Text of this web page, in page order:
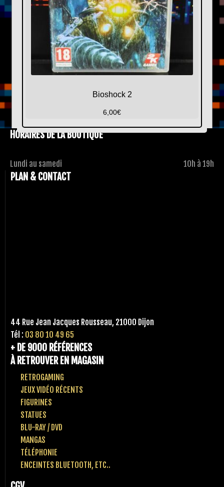
Bioshock 2
6,00€
HORAIRES DE LA BOUTIQUE
Lundi au samedi 10h à 19h
PLAN & CONTACT
44 Rue Jean Jacques Rousseau, 21000 Dijon
Tél : 03 80 10 49 65
+ DE 9000 RÉFÉRENCES
À RETROUVER EN MAGASIN
RETROGAMING
JEUX VIDÉO RÉCENTS
FIGURINES
STATUES
BLU-RAY / DVD
MANGAS
TÉLÉPHONIE
ENCEINTES BLUETOOTH, ETC..